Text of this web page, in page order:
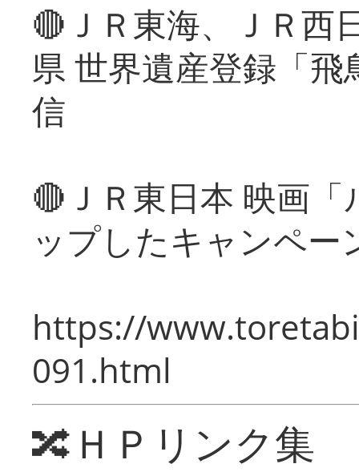
🔴ＪＲ東海、ＪＲ西
県 世界遺産登録「
信
🔴ＪＲ東日本 映画
ップしたキャンペー
https://
091.html
🔀ＨＰリンク集